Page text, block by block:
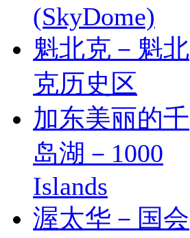
(SkyDome)
魁北克－魁北
克历史区
加东美丽的千
岛湖－1000
Islands
渥太华－国会